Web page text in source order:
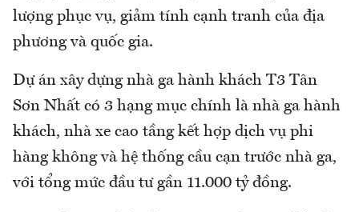
lượng phục vụ, giảm tính cạnh tranh của địa
phương và quốc gia.
Dự án xây dựng nhà ga hành khách T3 Tân
Sơn Nhất có 3 hạng mục chính là nhà ga hành
khách, nhà xe cao tầng kết hợp dịch vụ phi
hàng không và hệ thống cầu cạn trước nhà ga,
với tổng mức đầu tư gần 11.000 tỷ đồng.